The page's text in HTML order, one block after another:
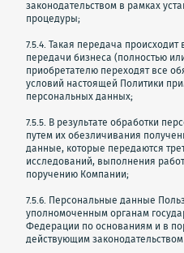
законодательством в рамках
процедуры;
7.5.4. Такая передача
передачи бизнеса (полностью
приобретателю переходят все
условий настоящей Политики
персональных данных;
7.5.5. В результате обработки
путем их обезличивания
данные, которые передаются
исследований, выполнения
поручению Компании;
7.5.6. Персональные данные
уполномоченным органам
Федерации по основаниям и в
действующим